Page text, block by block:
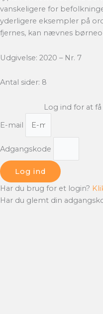
vanskeligere for
yderligere eksempler på
fjernes, kan nævnes
Udgivelse: 2020 – Nr. 7
Antal sider: 8
Log ind for at
E-mail
Adgangskode
Log ind
Har du brug for et login?
Har du glemt din